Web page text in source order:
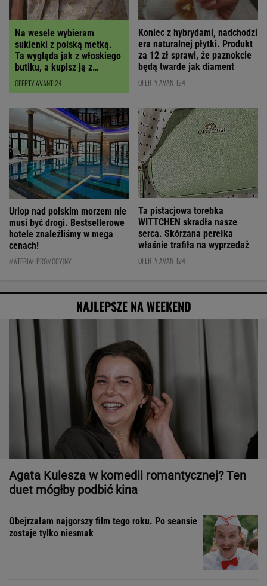
Na wesele wybieram
sukienki z polską metką.
Ta wygląda jak z włoskiego
butiku, a kupisz ją z
RABATEM
OFERTY AVANTI24
Koniec z hybrydami, nadchodzi
era naturalnej płytki. Produkt
za 12 zł sprawi, że paznokcie
będą twarde jak diament
OFERTY AVANTI24
Urlop nad polskim morzem nie
musi być drogi. Bestsellerowe
hotele znaleźliśmy w mega
cenach!
MATERIAŁ PROMOCYJNY
Ta pistacjowa torebka
WITTCHEN skradła nasze
serca. Skórzana perełka
właśnie trafiła na wyprzedaż
OFERTY AVANTI24
NAJLEPSZE NA WEEKEND
Agata Kulesza w komedii romantycznej? Ten
duet mógłby podbić kina
Obejrzałam najgorszy film tego roku. Po seansie
zostaje tylko niesmak